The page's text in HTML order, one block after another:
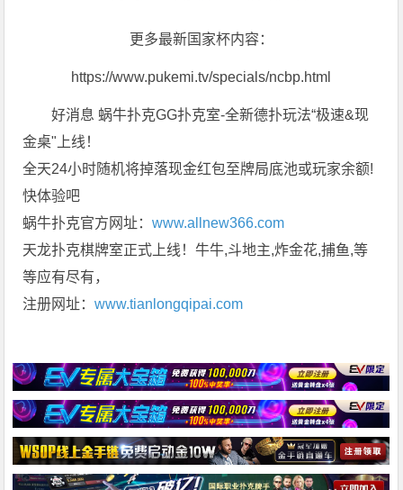
更多最新国家杯内容：
https://www.pukemi.tv/specials/ncbp.html
好消息 蜗牛扑克GG扑克室-全新德扑玩法“极速&现
金桌"上线！
全天24小时随机将掉落现金红包至牌局底池或玩家余额!
快体验吧
蜗牛扑克官方网址：www.allnew366.com
天龙扑克棋牌室正式上线！牛牛,斗地主,炸金花,捕鱼,等
等应有尽有，
注册网址：www.tianlongqipai.com